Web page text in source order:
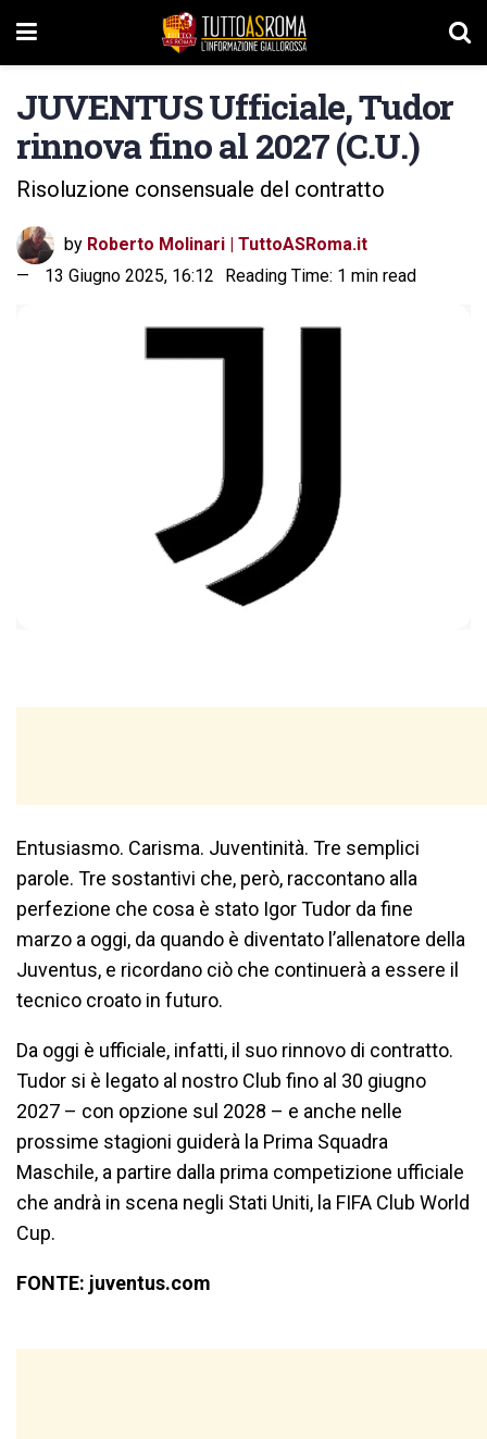
JUVENTUS Ufficiale, Tudor
rinnova fino al 2027 (C.U.)
Risoluzione consensuale del contratto
by Roberto Molinari | TuttoASRoma.it
13 Giugno 2025, 16:12
Reading Time: 1 min read
Entusiasmo. Carisma. Juventinità. Tre semplici
parole. Tre sostantivi che, però, raccontano alla
perfezione che cosa è stato Igor Tudor da fine
marzo a oggi, da quando è diventato l’allenatore della
Juventus, e ricordano ciò che continuerà a essere il
tecnico croato in futuro.
Da oggi è ufficiale, infatti, il suo rinnovo di contratto.
Tudor si è legato al nostro Club fino al 30 giugno
2027 – con opzione sul 2028 – e anche nelle
prossime stagioni guiderà la Prima Squadra
Maschile, a partire dalla prima competizione ufficiale
che andrà in scena negli Stati Uniti, la FIFA Club World
Cup.
FONTE: juventus.com